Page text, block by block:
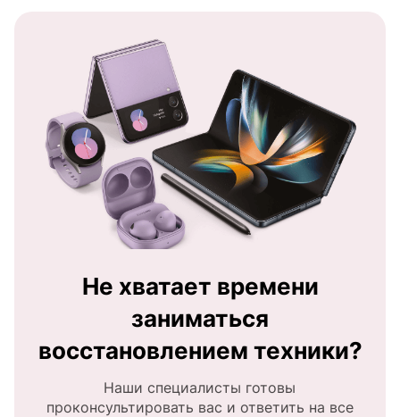
Не хватает времени
заниматься
восстановлением техники?
Наши специалисты готовы
проконсультировать вас и ответить на все